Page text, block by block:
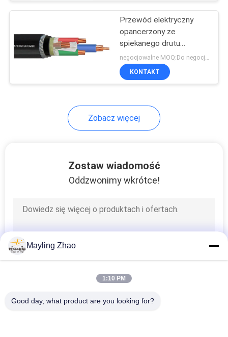
NEWS
SITEMAP
Ognioodporny kabel
108
Bare Conductor
Antena Wiązany
92
Przewód elektryczny
opancerzony ze
spiekanego drutu
stalowego XLPE lub PCV
4 rdzeniowy kabel
miedziany 0,6 / 1kV
KONTAKT
Zobacz więcej
Zostaw wiadomość
Oddzwonimy wkrótce!
Mayling Zhao
1:10 PM
Good day, what product are you looking for?